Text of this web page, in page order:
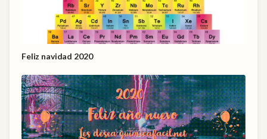
Feliz navidad 2020